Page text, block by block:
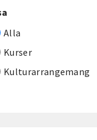
Alla
Kurser
Kulturarrangemang